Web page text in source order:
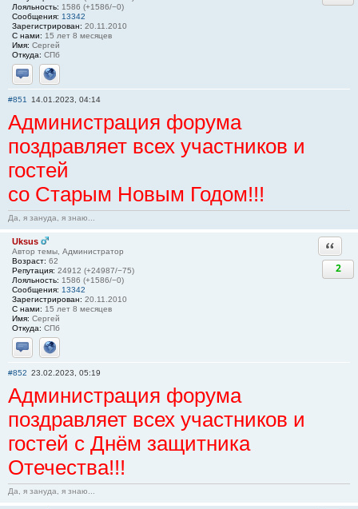
Лояльность: 1586 (+1586/−0)
Сообщения: 13342
Зарегистрирован: 20.11.2010
С нами: 15 лет 8 месяцев
Имя: Сергей
Откуда: СПб
Отправить личное сообщение
Сайт
#851 14.01.2023, 04:14
Администрация форума
поздравляет всех участников и
гостей
со Старым Новым Годом!!!
Да, я зануда, я знаю...
Uksus
Автор темы, Администратор
Возраст: 62
Репутация: 24912 (+24987/−75)
Лояльность: 1586 (+1586/−0)
Сообщения: 13342
Зарегистрирован: 20.11.2010
С нами: 15 лет 8 месяцев
Имя: Сергей
Откуда: СПб
Отправить личное сообщение
Сайт
2
#852 23.02.2023, 05:19
Администрация форума
поздравляет всех участников и
гостей с Днём защитника
Отечества!!!
Да, я зануда, я знаю...